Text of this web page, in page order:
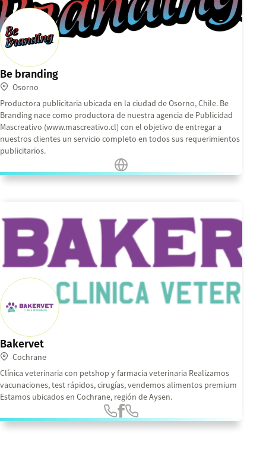
Be branding
Osorno
Productora publicitaria ubicada en la ciudad de Osorno, Chile. Be
Branding nace como productora de nuestra agencia de Publicidad
Mascreativo (www.mascreativo.cl) con el objetivo de entregar a
nuestros clientes un servicio completo en todos sus requerimientos
publicitarios.
Bakervet
Cochrane
Clínica veterinaria con petshop y farmacia veterinaria Realizamos
vacunaciones, test rápidos, cirugías, vendemos alimentos premium
Estamos ubicados en Cochrane, región de Aysen.